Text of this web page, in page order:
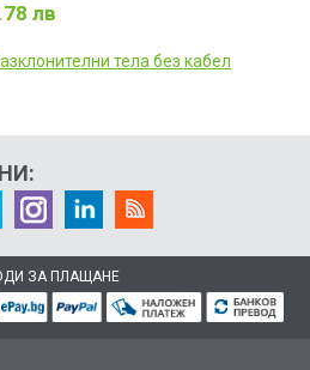
лв
тела без кабел
ЗА ПЛАЩАНЕ